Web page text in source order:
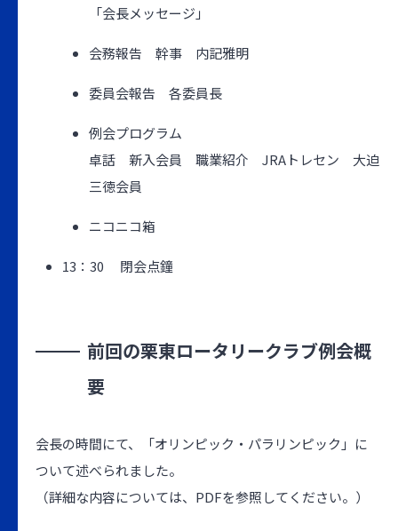
「会長メッセージ」
会務報告 幹事 内記雅明
委員会報告 各委員長
例会プログラム
卓話 新入会員 職業紹介 JRAトレセン 大迫
三徳会員
ニコニコ箱
13：30 閉会点鐘
前回の栗東ロータリークラブ例会概
要
会長の時間にて、「オリンピック・パラリンピック」に
ついて述べられました。
（詳細な内容については、PDFを参照してください。）